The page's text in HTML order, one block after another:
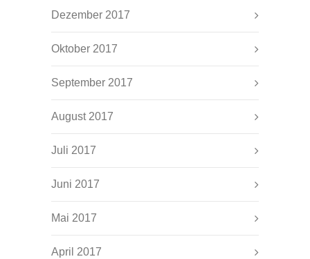
Dezember 2017
Oktober 2017
September 2017
August 2017
Juli 2017
Juni 2017
Mai 2017
April 2017